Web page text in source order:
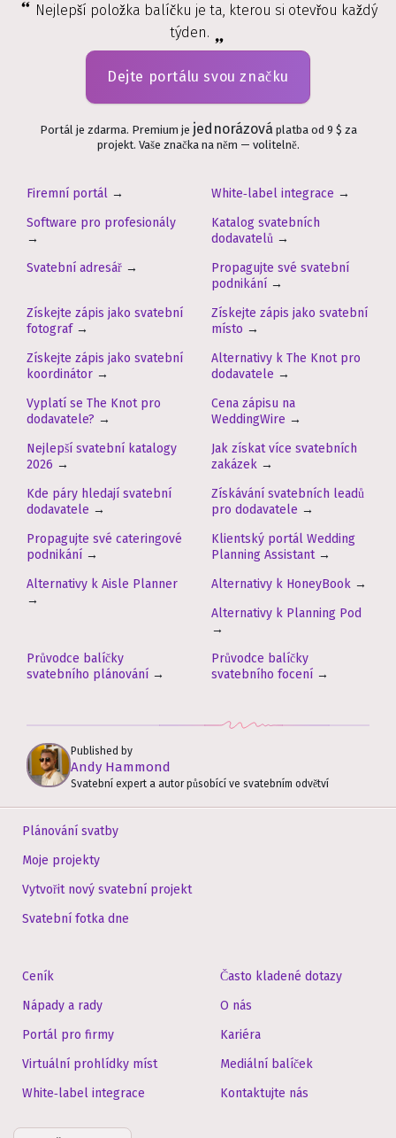
Nejlepší položka balíčku je ta, kterou si otevřou každý
týden.
Dejte portálu svou značku
Portál je zdarma. Premium je jednorázová platba od 9 $ za
projekt. Vaše značka na něm — volitelně.
Firemní portál → White‑label integrace →
Software pro profesionály
→
Katalog svatebních
dodavatelů →
Svatební adresář →
Propagujte své svatební
podnikání →
Získejte zápis jako svatební
fotograf→
Získejte zápis jako svatební
místo →
Získejte zápis jako svatební
koordinátor →
Alternativy k The Knot pro
dodavatele →
Vyplatí se The Knot pro
dodavatele? →
Cena zápisu na
WeddingWire →
Nejlepší svatební katalogy
2026 →
Jak získat více svatebních
zakázek →
Kde páry hledají svatební
dodavatele →
Získávání svatebních leadů
pro dodavatele →
Propagujte své cateringové
podnikání →
Klientský portál Wedding
Planning Assistant→
Alternativy k Aisle Planner
→
Alternativy k HoneyBook →
Alternativy k Planning Pod
→
Průvodce balíčky
svatebního plánování →
Průvodce balíčky
svatebního focení →
Published by
Andy Hammond
Svatební expert a autor působící ve svatebním odvětví
Plánování svatby
Moje projekty
Vytvořit nový svatební projekt
Svatební fotka dne
Ceník
Nápady a rady
Portál pro firmy
Virtuální prohlídky míst
White‑label integrace
Často kladené dotazy
O nás
Kariéra
Mediální balíček
Kontaktujte nás